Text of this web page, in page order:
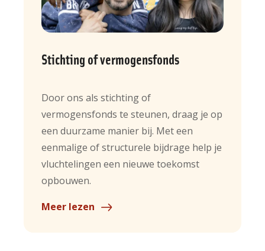
Stichting of vermogensfonds
Door ons als stichting of
vermogensfonds te steunen, draag je op
een duurzame manier bij. Met een
eenmalige of structurele bijdrage help je
vluchtelingen een nieuwe toekomst
opbouwen.
Meer lezen